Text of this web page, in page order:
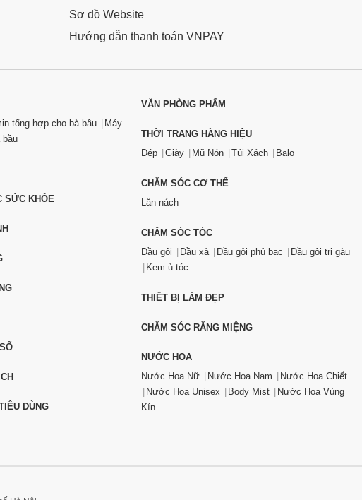
Sơ đồ Website
Hướng dẫn thanh toán VNPAY
tổng hợp cho bà bầu
Máy
bầu
SỨC KHỎE
DÙNG
VĂN PHÒNG PHẨM
THỜI TRANG HÀNG HIỆU
Dép
Giày Mũ Nón Túi Xách Balo
CHĂM SÓC CƠ THỂ
Lăn nách
CHĂM SÓC TÓC
Dầu gội
Dầu xả Dầu gội phủ bạc
Dầu gội trị gàu
Kem ủ tóc
THIẾT BỊ LÀM ĐẸP
CHĂM SÓC RĂNG MIỆNG
NƯỚC HOA
Nước Hoa Nữ
Nước Hoa Nam
Nước Hoa Chiết
Nước Hoa Unisex
Body Mist
Nước Hoa Vùng
Kín